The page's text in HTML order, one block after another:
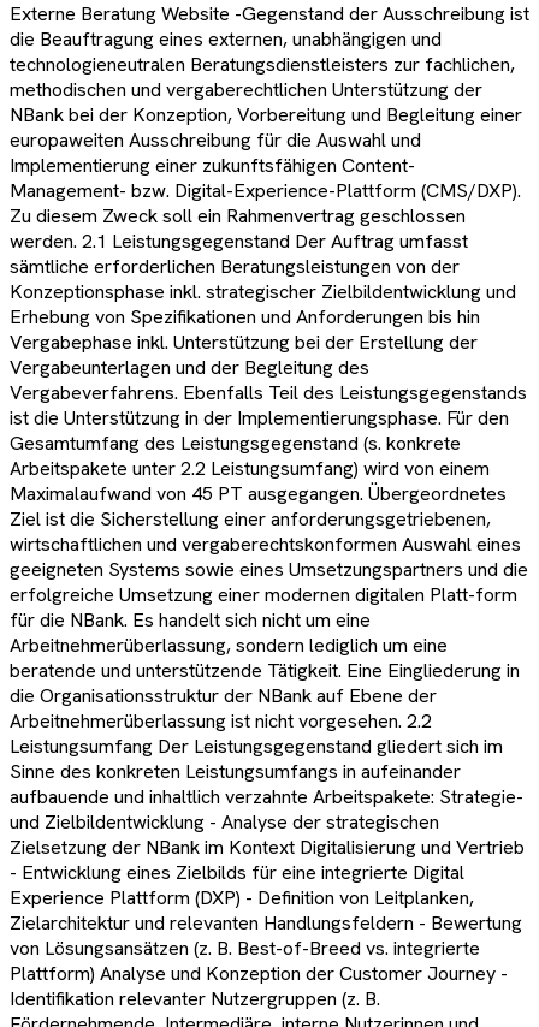
Externe Beratung Website -Gegenstand der Ausschreibung ist
die Beauftragung eines externen, unabhängigen und
technologieneutralen Beratungsdienstleisters zur fachlichen,
methodischen und vergaberechtlichen Unterstützung der
NBank bei der Konzeption, Vorbereitung und Begleitung einer
europaweiten Ausschreibung für die Auswahl und
Implementierung einer zukunftsfähigen Content-
Management- bzw. Digital-Experience-Plattform (CMS/DXP).
Zu diesem Zweck soll ein Rahmenvertrag geschlossen
werden. 2.1 Leistungsgegenstand Der Auftrag umfasst
sämtliche erforderlichen Beratungsleistungen von der
Konzeptionsphase inkl. strategischer Zielbildentwicklung und
Erhebung von Spezifikationen und Anforderungen bis hin
Vergabephase inkl. Unterstützung bei der Erstellung der
Vergabeunterlagen und der Begleitung des
Vergabeverfahrens. Ebenfalls Teil des Leistungsgegenstands
ist die Unterstützung in der Implementierungsphase. Für den
Gesamtumfang des Leistungsgegenstand (s. konkrete
Arbeitspakete unter 2.2 Leistungsumfang) wird von einem
Maximalaufwand von 45 PT ausgegangen. Übergeordnetes
Ziel ist die Sicherstellung einer anforderungsgetriebenen,
wirtschaftlichen und vergaberechtskonformen Auswahl eines
geeigneten Systems sowie eines Umsetzungspartners und die
erfolgreiche Umsetzung einer modernen digitalen Platt-form
für die NBank. Es handelt sich nicht um eine
Arbeitnehmerüberlassung, sondern lediglich um eine
beratende und unterstützende Tätigkeit. Eine Eingliederung in
die Organisationsstruktur der NBank auf Ebene der
Arbeitnehmerüberlassung ist nicht vorgesehen. 2.2
Leistungsumfang Der Leistungsgegenstand gliedert sich im
Sinne des konkreten Leistungsumfangs in aufeinander
aufbauende und inhaltlich verzahnte Arbeitspakete: Strategie-
und Zielbildentwicklung - Analyse der strategischen
Zielsetzung der NBank im Kontext Digitalisierung und Vertrieb
- Entwicklung eines Zielbilds für eine integrierte Digital
Experience Plattform (DXP) - Definition von Leitplanken,
Zielarchitektur und relevanten Handlungsfeldern - Bewertung
von Lösungsansätzen (z. B. Best-of-Breed vs. integrierte
Plattform) Analyse und Konzeption der Customer Journey -
Identifikation relevanter Nutzergruppen (z. B.